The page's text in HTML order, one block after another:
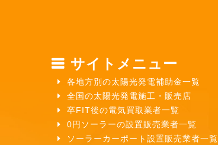
サイトメニュー
各地方別の太陽光発電補助金一覧
全国の太陽光発電施工・販売店
卒FIT後の電気買取業者一覧
0円ソーラーの設置販売業者一覧
ソーラーカーポート設置販売業者一覧